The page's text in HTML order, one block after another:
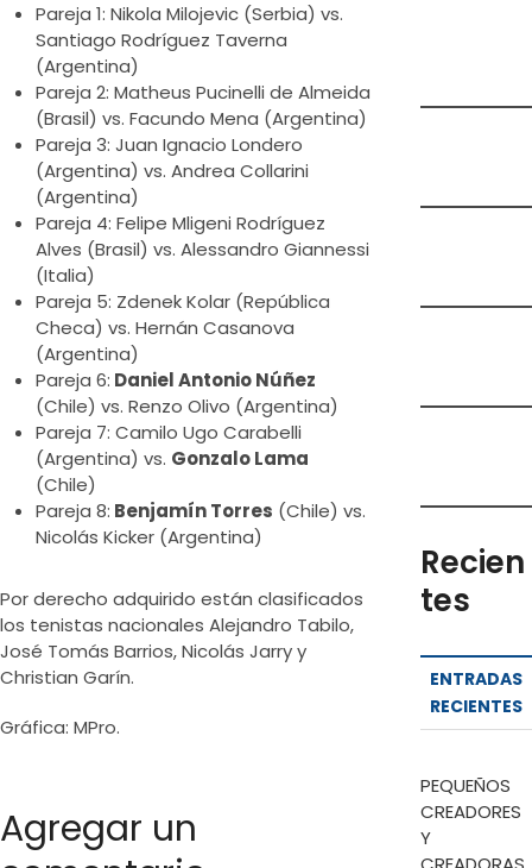
Pareja 1: Nikola Milojevic (Serbia) vs.
Santiago Rodríguez Taverna
(Argentina)
Pareja 2: Matheus Pucinelli de Almeida
(Brasil) vs. Facundo Mena (Argentina)
Pareja 3: Juan Ignacio Londero
(Argentina) vs. Andrea Collarini
(Argentina)
Pareja 4: Felipe Mligeni Rodríguez
Alves (Brasil) vs. Alessandro Giannessi
(Italia)
Pareja 5: Zdenek Kolar (República
Checa) vs. Hernán Casanova
(Argentina)
Pareja 6: Daniel Antonio Núñez
(Chile) vs. Renzo Olivo (Argentina)
Pareja 7: Camilo Ugo Carabelli
(Argentina) vs. Gonzalo Lama
(Chile)
Pareja 8: Benjamín Torres (Chile) vs.
Nicolás Kicker (Argentina)
Por derecho adquirido están clasificados
los tenistas nacionales Alejandro Tabilo,
José Tomás Barrios, Nicolás Jarry y
Christian Garín.
Gráfica: MPro.
Agregar un
Recien
tes
ENTRADAS
RECIENTES
PEQUEÑOS
CREADORES
Y